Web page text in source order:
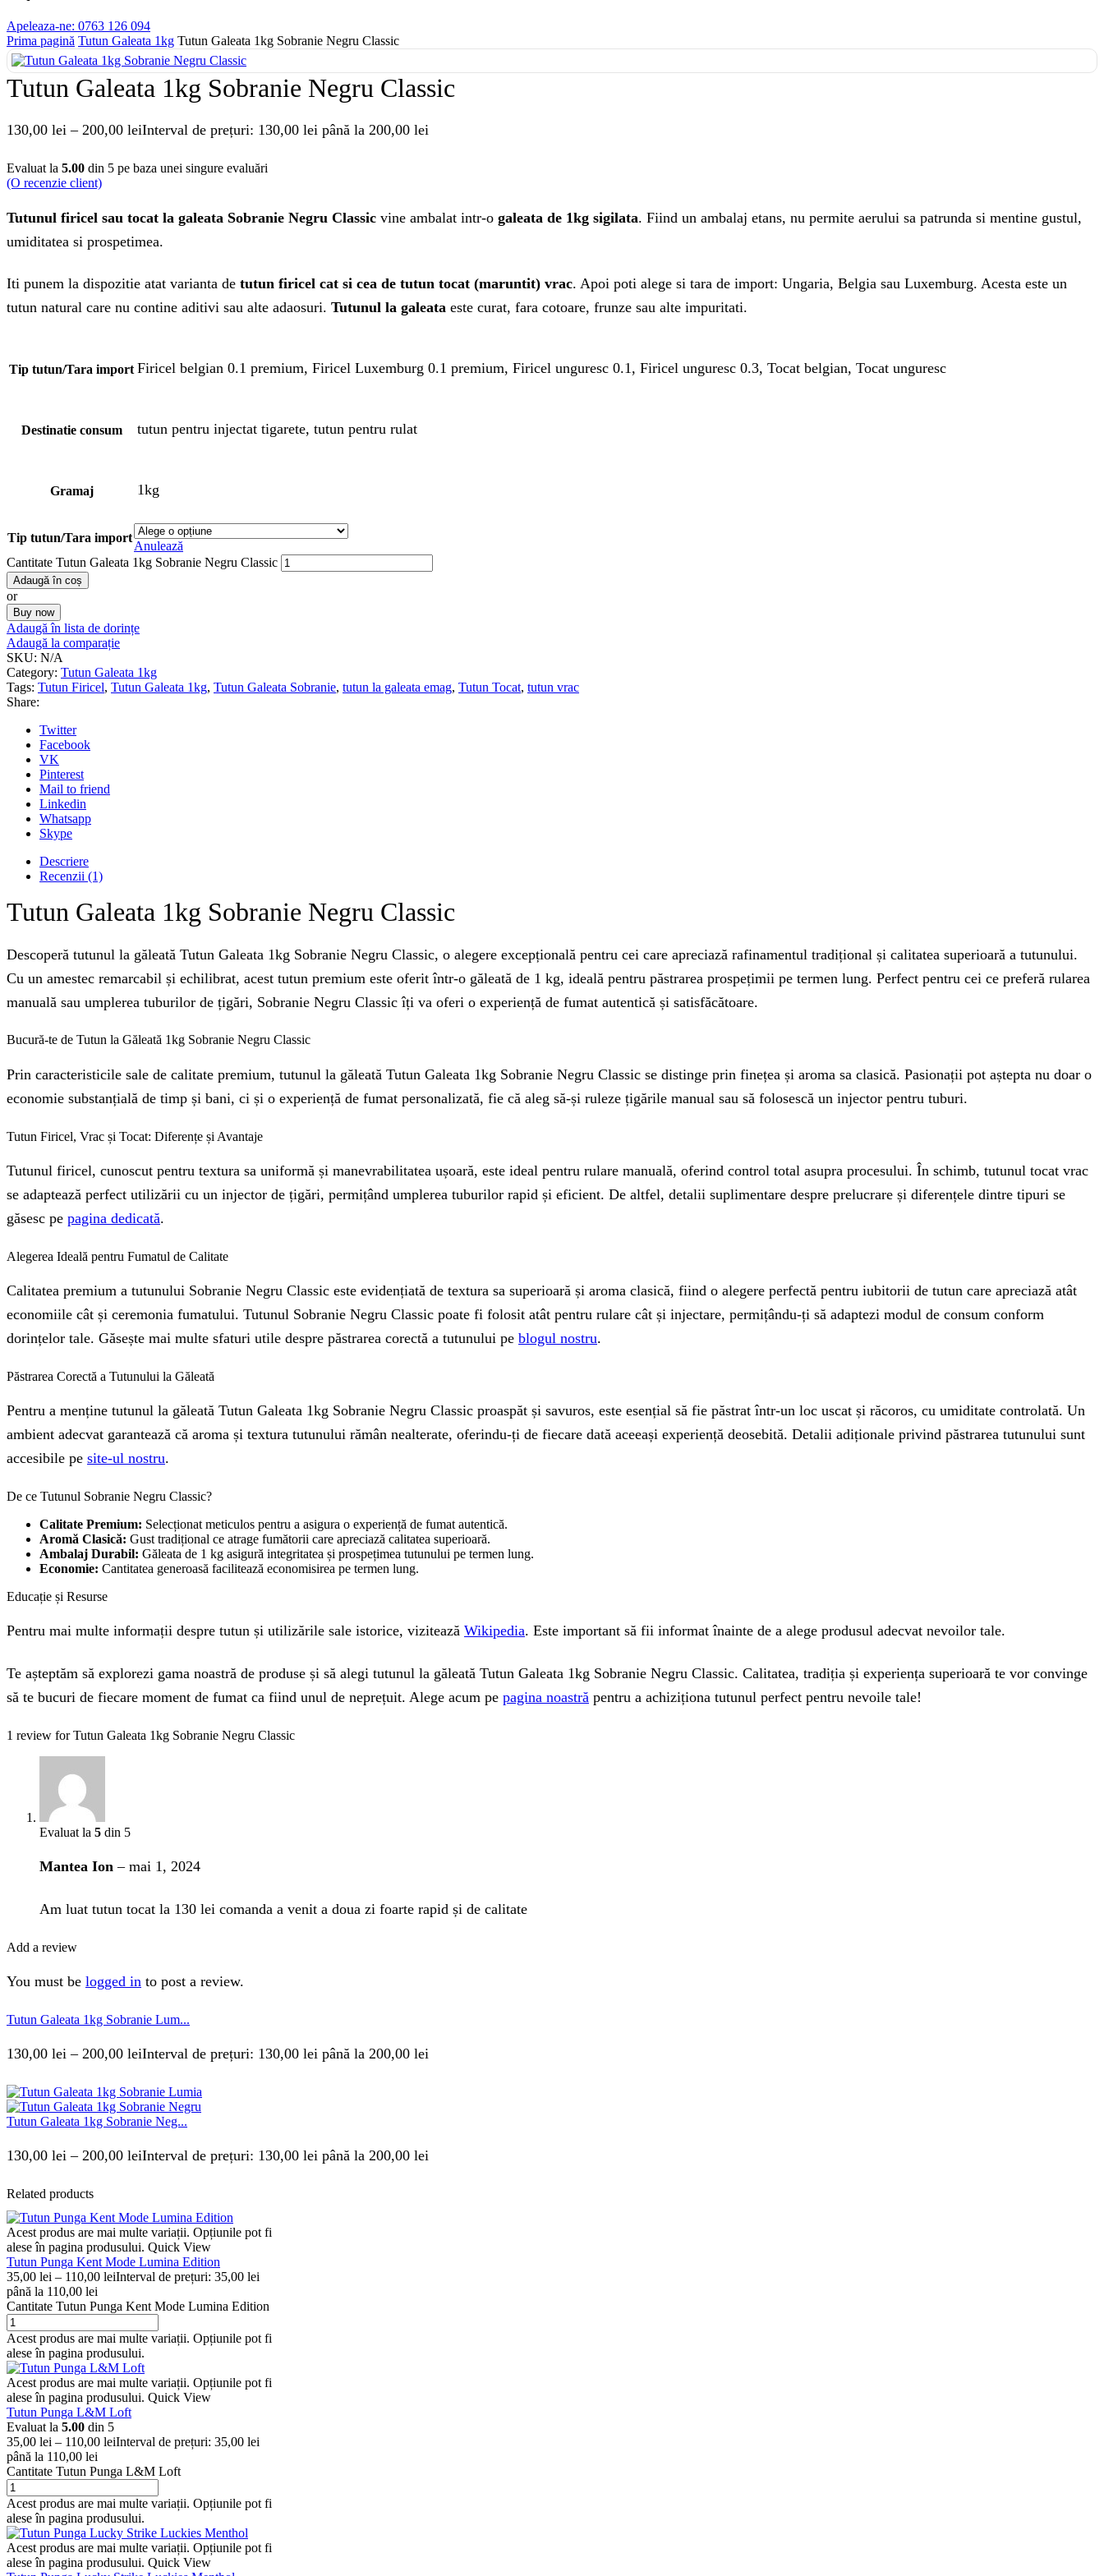
Apeleaza-ne: 0763 126 094
Prima pagină Tutun Galeata 1kg Tutun Galeata 1kg Sobranie Negru Classic
Tutun Galeata 1kg Sobranie Negru Classic
130,00 lei – 200,00 leiInterval de prețuri: 130,00 lei până la 200,00 lei
Evaluat la 5.00 din 5 pe baza unei singure evaluări
(O recenzie client)
Tutunul firicel sau tocat la galeata Sobranie Negru Classic vine ambalat intr-o galeata de 1kg sigilata. Fiind un ambalaj etans, nu permite aerului sa patrunda si mentine gustul,
umiditatea si prospetimea.
Iti punem la dispozitie atat varianta de tutun firicel cat si cea de tutun tocat (maruntit) vrac. Apoi poti alege si tara de import: Ungaria, Belgia sau Luxemburg. Acesta este un
tutun natural care nu contine aditivi sau alte adaosuri. Tutunul la galeata este curat, fara cotoare, frunze sau alte impuritati.
Tip tutun/Tara import Firicel belgian 0.1 premium, Firicel Luxemburg 0.1 premium, Firicel unguresc 0.1, Firicel unguresc 0.3, Tocat belgian, Tocat unguresc
Destinatie consum tutun pentru injectat tigarete, tutun pentru rulat
Gramaj 1kg
Tip tutun/Tara import
Anulează
Cantitate Tutun Galeata 1kg Sobranie Negru Classic
Adaugă în coș
or
Buy now
Adaugă în lista de dorințe
Adaugă la comparație
SKU: N/A
Category: Tutun Galeata 1kg
Tags: Tutun Firicel, Tutun Galeata 1kg, Tutun Galeata Sobranie, tutun la galeata emag, Tutun Tocat, tutun vrac
Share:
Twitter
Facebook
VK
Pinterest
Mail to friend
Linkedin
Whatsapp
Skype
Descriere
Recenzii (1)
Tutun Galeata 1kg Sobranie Negru Classic
Descoperă tutunul la găleată Tutun Galeata 1kg Sobranie Negru Classic, o alegere excepțională pentru cei care apreciază rafinamentul tradițional și calitatea superioară a tutunului.
Cu un amestec remarcabil și echilibrat, acest tutun premium este oferit într-o găleată de 1 kg, ideală pentru păstrarea prospețimii pe termen lung. Perfect pentru cei ce preferă rularea
manuală sau umplerea tuburilor de țigări, Sobranie Negru Classic îți va oferi o experiență de fumat autentică și satisfăcătoare.
Bucură-te de Tutun la Găleată 1kg Sobranie Negru Classic
Prin caracteristicile sale de calitate premium, tutunul la găleată Tutun Galeata 1kg Sobranie Negru Classic se distinge prin finețea și aroma sa clasică. Pasionații pot aștepta nu doar o
economie substanțială de timp și bani, ci și o experiență de fumat personalizată, fie că aleg să-și ruleze țigările manual sau să folosescă un injector pentru tuburi.
Tutun Firicel, Vrac și Tocat: Diferențe și Avantaje
Tutunul firicel, cunoscut pentru textura sa uniformă și manevrabilitatea ușoară, este ideal pentru rulare manuală, oferind control total asupra procesului. În schimb, tutunul tocat vrac
se adaptează perfect utilizării cu un injector de țigări, permițând umplerea tuburilor rapid și eficient. De altfel, detalii suplimentare despre prelucrare și diferențele dintre tipuri se
găsesc pe pagina dedicată.
Alegerea Ideală pentru Fumatul de Calitate
Calitatea premium a tutunului Sobranie Negru Classic este evidențiată de textura sa superioară și aroma clasică, fiind o alegere perfectă pentru iubitorii de tutun care apreciază atât
economiile cât și ceremonia fumatului. Tutunul Sobranie Negru Classic poate fi folosit atât pentru rulare cât și injectare, permițându-ți să adaptezi modul de consum conform
dorințelor tale. Găsește mai multe sfaturi utile despre păstrarea corectă a tutunului pe blogul nostru.
Păstrarea Corectă a Tutunului la Găleată
Pentru a menține tutunul la găleată Tutun Galeata 1kg Sobranie Negru Classic proaspăt și savuros, este esențial să fie păstrat într-un loc uscat și răcoros, cu umiditate controlată. Un
ambient adecvat garantează că aroma și textura tutunului rămân nealterate, oferindu-ți de fiecare dată aceeași experiență deosebită. Detalii adiționale privind păstrarea tutunului sunt
accesibile pe site-ul nostru.
De ce Tutunul Sobranie Negru Classic?
Calitate Premium: Selecționat meticulos pentru a asigura o experiență de fumat autentică.
Aromă Clasică: Gust tradițional ce atrage fumătorii care apreciază calitatea superioară.
Ambalaj Durabil: Găleata de 1 kg asigură integritatea și prospețimea tutunului pe termen lung.
Economie: Cantitatea generoasă facilitează economisirea pe termen lung.
Educație și Resurse
Pentru mai multe informații despre tutun și utilizările sale istorice, vizitează Wikipedia. Este important să fii informat înainte de a alege produsul adecvat nevoilor tale.
Te așteptăm să explorezi gama noastră de produse și să alegi tutunul la găleată Tutun Galeata 1kg Sobranie Negru Classic. Calitatea, tradiția și experiența superioară te vor convinge
să te bucuri de fiecare moment de fumat ca fiind unul de neprețuit. Alege acum pe pagina noastră pentru a achiziționa tutunul perfect pentru nevoile tale!
1 review forTutun Galeata 1kg Sobranie Negru Classic
Evaluat la 5 din 5
Mantea Ion– mai 1, 2024
Am luat tutun tocat la 130 lei comanda a venit a doua zi foarte rapid și de calitate
Add a review
You must be logged in to post a review.
Tutun Galeata 1kg Sobranie Lum...
130,00 lei – 200,00 leiInterval de prețuri: 130,00 lei până la 200,00 lei
Tutun Galeata 1kg Sobranie Neg...
130,00 lei – 200,00 leiInterval de prețuri: 130,00 lei până la 200,00 lei
Related products
Acest produs are mai multe variații. Opțiunile pot fi
alese în pagina produsului. Quick View
Tutun Punga Kent Mode Lumina Edition
35,00 lei – 110,00 leiInterval de prețuri: 35,00 lei
până la 110,00 lei
Cantitate Tutun Punga Kent Mode Lumina Edition
Acest produs are mai multe variații. Opțiunile pot fi
alese în pagina produsului.
Acest produs are mai multe variații. Opțiunile pot fi
alese în pagina produsului. Quick View
Tutun Punga L&M Loft
Evaluat la 5.00 din 5
35,00 lei – 110,00 leiInterval de prețuri: 35,00 lei
până la 110,00 lei
Cantitate Tutun Punga L&M Loft
Acest produs are mai multe variații. Opțiunile pot fi
alese în pagina produsului.
Acest produs are mai multe variații. Opțiunile pot fi
alese în pagina produsului. Quick View